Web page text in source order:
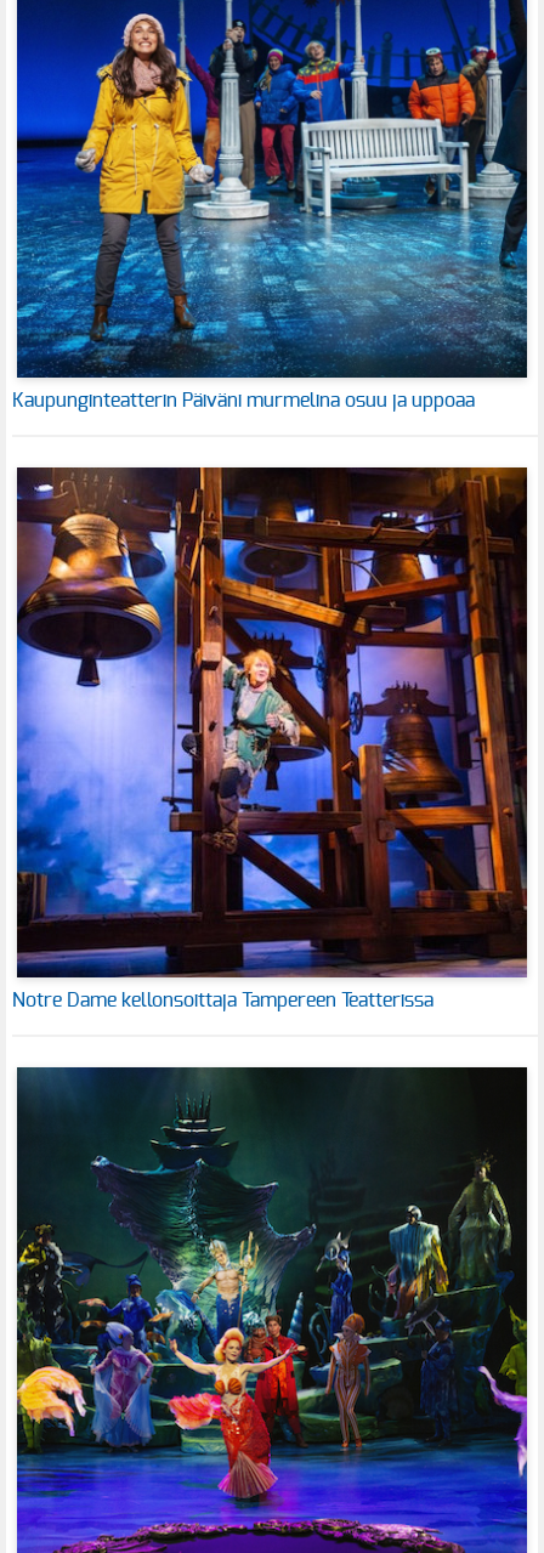
Kaupunginteatterin Päiväni murmelina osuu ja uppoaa
Notre Dame kellonsoittaja Tampereen Teatterissa